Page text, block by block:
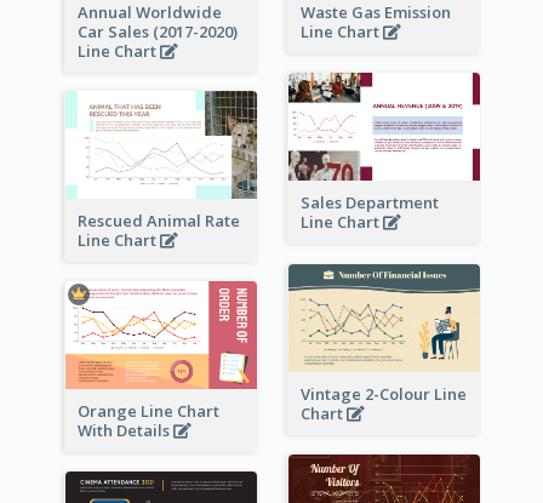
Annual Worldwide
Car Sales (2017-2020)
Line Chart
Waste Gas Emission
Line Chart
Sales Department
Line Chart
Rescued Animal Rate
Line Chart
Vintage 2-Colour Line
Chart
Orange Line Chart
With Details